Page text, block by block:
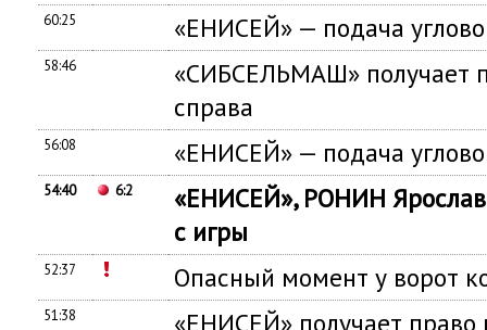
60:25 «ЕНИСЕЙ» — подача
58:46
«СИБСЕЛЬМАШ» получает
справа
56:08 «ЕНИСЕЙ» — подача
54:40 6:2
«ЕНИСЕЙ», РОНИН
с игры
52:37 Опасный момент у ворот
51:38 «ЕНИСЕЙ» получает